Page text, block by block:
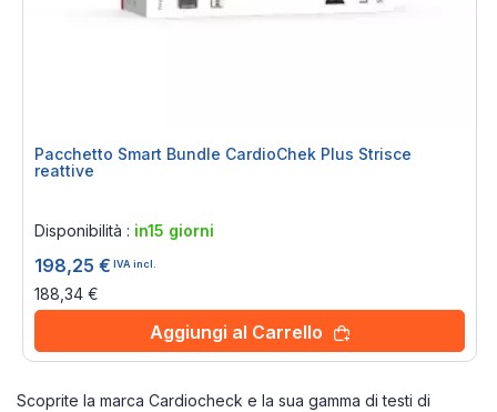
Pacchetto Smart Bundle CardioChek Plus Strisce
reattive
Disponibilità : in15 giorni
198,25 € IVA incl.
188,34 €
Aggiungi al Carrello
Scoprite la marca Cardiocheck e la sua gamma di testi di